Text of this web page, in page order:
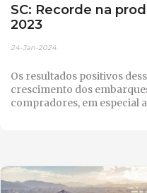
SC: Recorde na
2023
24-Jan-2024
Os resultados positivos
crescimento dos
compradores, em especial